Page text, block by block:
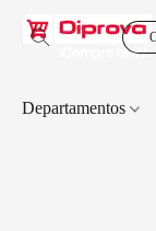
Departamentos